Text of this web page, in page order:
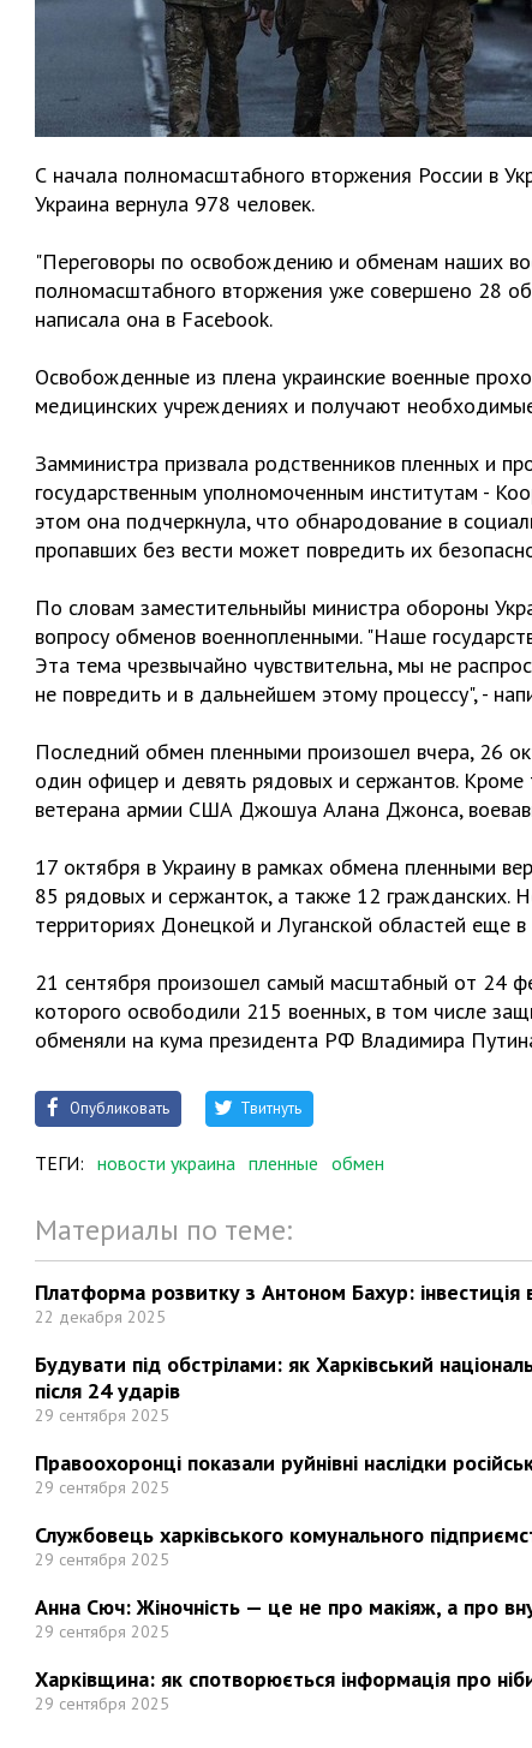
С начала полномасштабного вторжения России в
Украина вернула 978 человек.
"Переговоры по освобождению и обменам наших
полномасштабного вторжения уже совершено 28
написала она в Facebook.
Освобожденные из плена украинские военные
медицинских учреждениях и получают
Замминистра призвала родственников пленных и
государственным уполномоченным институтам -
этом она подчеркнула, что обнародование в
пропавших без вести может повредить их
По словам заместительныйы министра обороны
вопросу обменов военнопленными. "Наше
Эта тема чрезвычайно чувствительна, мы не
не повредить и в дальнейшем этому процессу", -
Последний обмен пленными произошел вчера, 26
один офицер и девять рядовых и сержантов. Кроме
ветерана армии США Джошуа Алана Джонса,
17 октября в Украину в рамках обмена пленными
85 рядовых и сержанток, а также 12 гражданских.
территориях Донецкой и Луганской областей еще
21 сентября произошел самый масштабный от 24
которого освободили 215 военных, в том числе
обменяли на кума президента РФ Владимира
Опубликовать Твитнуть
ТЕГИ: новости украина пленные обмен
Материалы по теме:
Платформа розвитку з Антоном Бахур: інвестиція
22 декабря 2025
Будувати під обстрілами: як Харківський
після 24 ударів
29 сентября 2025
Правоохоронці показали руйнівні наслідки
29 сентября 2025
Службовець харківського комунального
29 сентября 2025
Анна Сюч: Жіночність — це не про макіяж, а про
29 сентября 2025
Харківщина: як спотворюється інформація про
29 сентября 2025